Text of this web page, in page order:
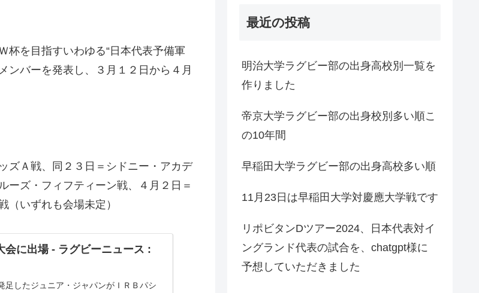
を目指すいわゆる“日本代表予備軍
ンバーを発表し、３月１２日から４月
ズＡ戦、同２３日＝シドニー・アカデ
ーズ・フィフティーン戦、４月２日＝
（いずれも会場未定）
会に出場 - ラグビーニュース :
足したジュニア・ジャパンがＩＲＢパシ
最近の投稿
明治大学ラグビー部の出身高校別一覧を
作りました
帝京大学ラグビー部の出身校別多い順こ
の10年間
早稲田大学ラグビー部の出身高校多い順
11月23日は早稲田大学対慶應大学戦です
リポビタンDツアー2024、日本代表対イ
ングランド代表の試合を、chatgpt様に
予想していただきました